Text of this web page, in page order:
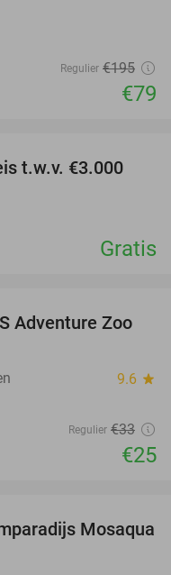
Regulier €195
€79
t.w.v. €3.000
Gratis
24%
Adventure Zoo
9.6 star
Regulier €33
€25
25%
Mosaqua